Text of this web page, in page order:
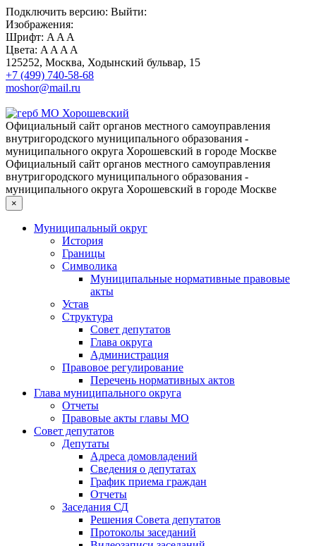
Подключить версию: Выйти:
Изображения:
Шрифт: A A A
Цвета: A A A A
125252, Москва, Ходынский бульвар, 15
+7 (499) 740-58-68
moshor@mail.ru
Официальный сайт органов местного самоуправления
внутригородского муниципального образования -
муниципального округа Хорошевский в городе Москве
Официальный сайт органов местного самоуправления
внутригородского муниципального образования -
муниципального округа Хорошевский в городе Москве
×
Муниципальный округ
История
Границы
Символика
Муниципальные нормативные правовые
акты
Устав
Структура
Совет депутатов
Глава округа
Администрация
Правовое регулирование
Перечень нормативных актов
Глава муниципального округа
Отчеты
Правовые акты главы МО
Совет депутатов
Депутаты
Адреса домовладений
Сведения о депутатах
График приема граждан
Отчеты
Заседания СД
Решения Совета депутатов
Протоколы заседаний